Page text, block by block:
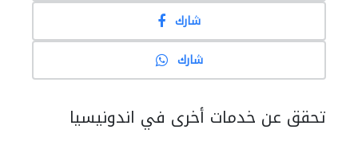
شارك
شارك
تحقق عن خدمات أخرى في اندونيسيا